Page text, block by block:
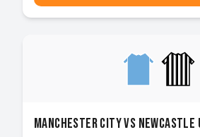
Manchester City vs Newcastle